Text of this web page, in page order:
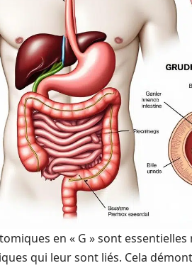
en « G » sont
qui leur sont liés. Cela